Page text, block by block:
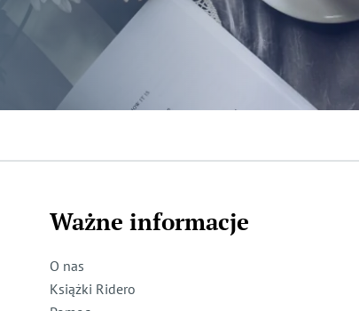
Ważne informacje
O nas
Książki Ridero